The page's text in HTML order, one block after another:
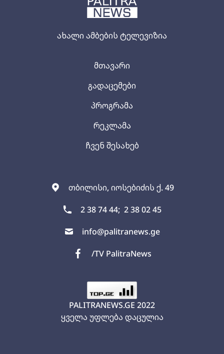
ახალი ამბების ტელევიზია
თბილისი, იოსებიძის ქ. 49
2 38 74 44; 2 38 02 45
info@palitranews.ge
/TV PalitraNews
მთავარი
გადაცემები
პროგრამა
რეკლამა
ჩვენ შესახებ
PALITRANEWS.GE 2022
ყველა უფლება დაცულია